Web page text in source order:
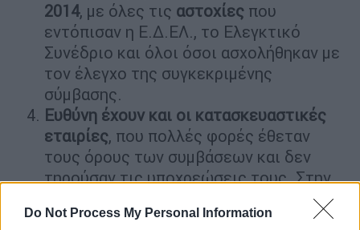
Do Not Process My Personal Information
2014, με όλες τις αστοχίες που
εντόπισαν η Ε.Δ.ΕΛ., το Ελεγκτικό
Συνέδριο και όλοι όσοι ασχολήθηκαν με
τον έλεγχο της συγκεκριμένης
σύμβασης.
Ευθύνη έχουν και οι κατασκευαστικές
εταιρίες, που πολλές φορές έθεταν
τους όρους των συμβάσεων και δεν
τηρούσαν τις υποχρεώσεις τους. Στην
περίπτωση της σύμβασης 717 υπήρξε
σοβαρό πρόβλημα στην Κοινοπραξία, με